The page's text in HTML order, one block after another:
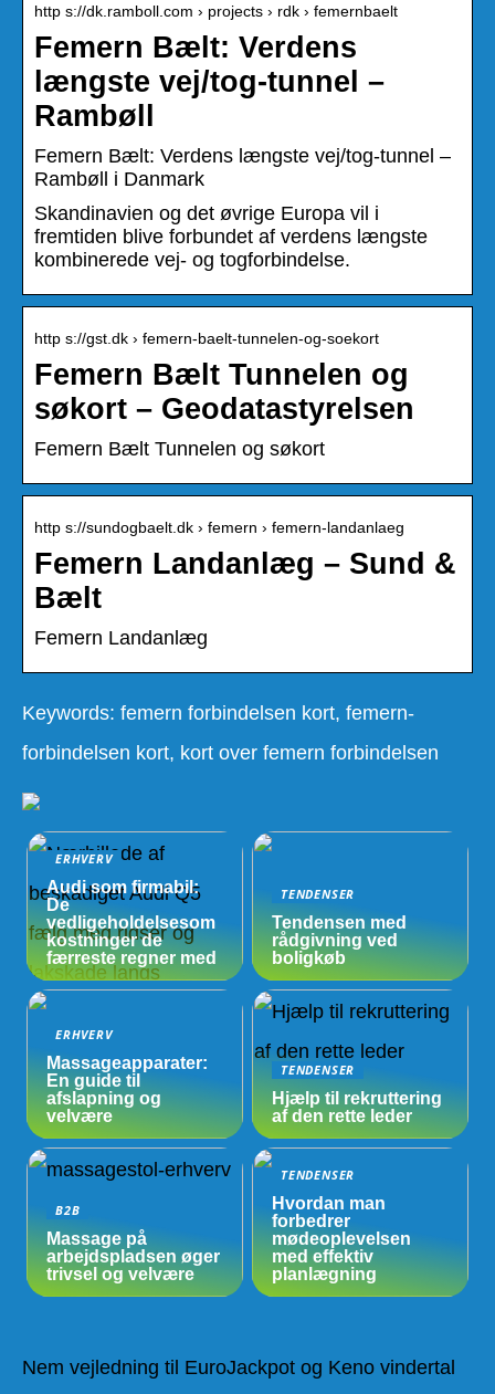
http s://dk.ramboll.com › projects › rdk › femernbaelt
Femern Bælt: Verdens
længste vej/tog-tunnel –
Rambøll
Femern Bælt: Verdens længste vej/tog-tunnel –
Rambøll i Danmark
Skandinavien og det øvrige Europa vil i
fremtiden blive forbundet af verdens længste
kombinerede vej- og togforbindelse.
http s://gst.dk › femern-baelt-tunnelen-og-soekort
Femern Bælt Tunnelen og
søkort – Geodatastyrelsen
Femern Bælt Tunnelen og søkort
http s://sundogbaelt.dk › femern › femern-landanlaeg
Femern Landanlæg – Sund &
Bælt
Femern Landanlæg
Keywords: femern forbindelsen kort, femern-
forbindelsen kort, kort over femern forbindelsen
ERHVERV
Audi som firmabil:
De
vedligeholdelsesom
kostninger de
færreste regner med
TENDENSER
Tendensen med
rådgivning ved
boligkøb
ERHVERV
Massageapparater:
En guide til
afslapning og
velvære
TENDENSER
Hjælp til rekruttering
af den rette leder
B2B
Massage på
arbejdspladsen øger
trivsel og velvære
TENDENSER
Hvordan man
forbedrer
mødeoplevelsen
med effektiv
planlægning
Nem vejledning til EuroJackpot og Keno vindertal